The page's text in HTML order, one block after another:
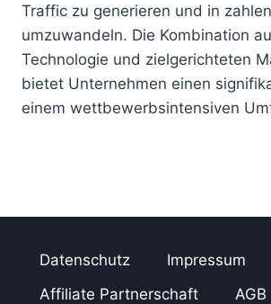
Traffic zu generieren und in
umzuwandeln. Die Kombination
Technologie und zielgerichteten
bietet Unternehmen einen
einem wettbewerbsintensiven
Datenschutz
Impressum
Affiliate Partnerschaft
AGB